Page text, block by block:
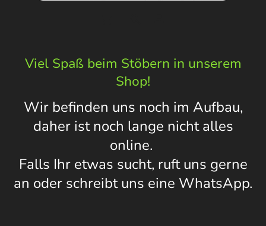
Viel Spaß beim Stöbern in unserem
Shop!
Wir befinden uns noch im Aufbau,
daher ist noch lange nicht alles
online.
Falls Ihr etwas sucht, ruft uns gerne
an oder schreibt uns eine WhatsApp.